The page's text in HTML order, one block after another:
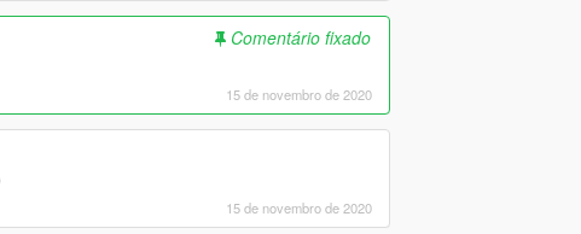
Comentário fixado
15 de novembro de 2020
15 de novembro de 2020